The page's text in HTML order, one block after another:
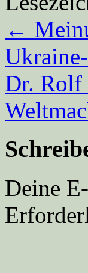
←
Dr. Rolf
Deine